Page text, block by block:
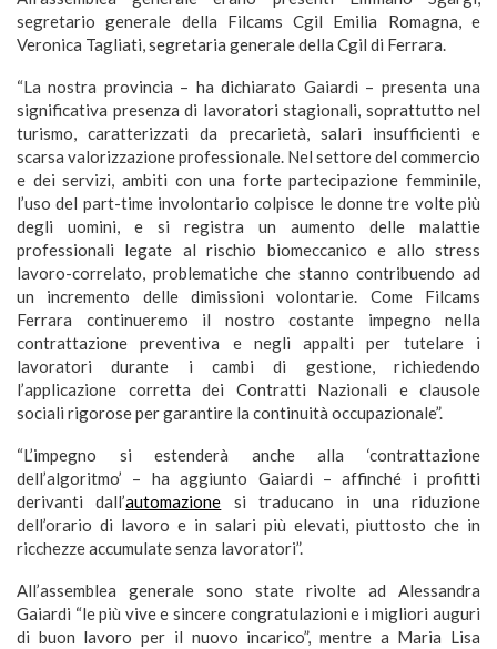
segretario generale della Filcams Cgil Emilia Romagna, e
Veronica Tagliati, segretaria generale della Cgil di Ferrara.
“La nostra provincia – ha dichiarato Gaiardi – presenta una
significativa presenza di lavoratori stagionali, soprattutto nel
turismo, caratterizzati da precarietà, salari insufficienti e
scarsa valorizzazione professionale. Nel settore del commercio
e dei servizi, ambiti con una forte partecipazione femminile,
l’uso del part-time involontario colpisce le donne tre volte più
degli uomini, e si registra un aumento delle malattie
professionali legate al rischio biomeccanico e allo stress
lavoro-correlato, problematiche che stanno contribuendo ad
un incremento delle dimissioni volontarie. Come Filcams
Ferrara continueremo il nostro costante impegno nella
contrattazione preventiva e negli appalti per tutelare i
lavoratori durante i cambi di gestione, richiedendo
l’applicazione corretta dei Contratti Nazionali e clausole
sociali rigorose per garantire la continuità occupazionale”.
“L’impegno si estenderà anche alla ‘contrattazione
dell’algoritmo’ – ha aggiunto Gaiardi – affinché i profitti
derivanti dall’automazione si traducano in una riduzione
dell’orario di lavoro e in salari più elevati, piuttosto che in
ricchezze accumulate senza lavoratori”.
All’assemblea generale sono state rivolte ad Alessandra
Gaiardi “le più vive e sincere congratulazioni e i migliori auguri
di buon lavoro per il nuovo incarico”, mentre a Maria Lisa